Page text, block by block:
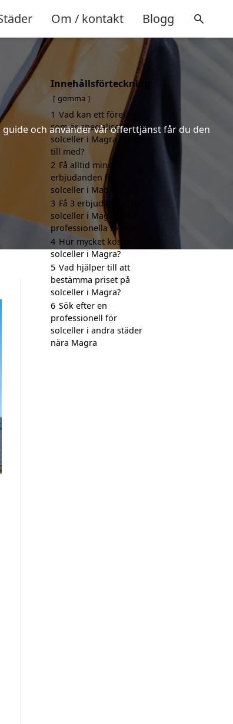
Om / kontakt Blogg
och använder vår offerttjänst får du den
Innehållsförteckning
gömma
1 Vad kan ett företag
som är specialiserat på
solceller i Magra hjälpa
till med?
2 Få alltid minst 3
erbjudanden för
solceller i Magra
3 Få 3 erbjudanden för
solceller i Magra från
professionella företag
4 Hur mycket kostar
solceller i Magra?
5 Vad hjälper till att
bestämma priset på
solceller i Magra?
6 Sök efter en
professionell för
solceller i andra städer
nära Magra